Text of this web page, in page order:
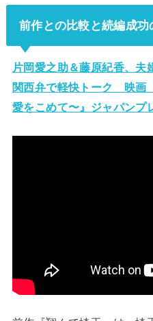
前作との比較と続編成功
片岡愛之助＆藤原紀香、
関西弁で軽快トーク 映画
愛をこめて〜』ジャパンプ